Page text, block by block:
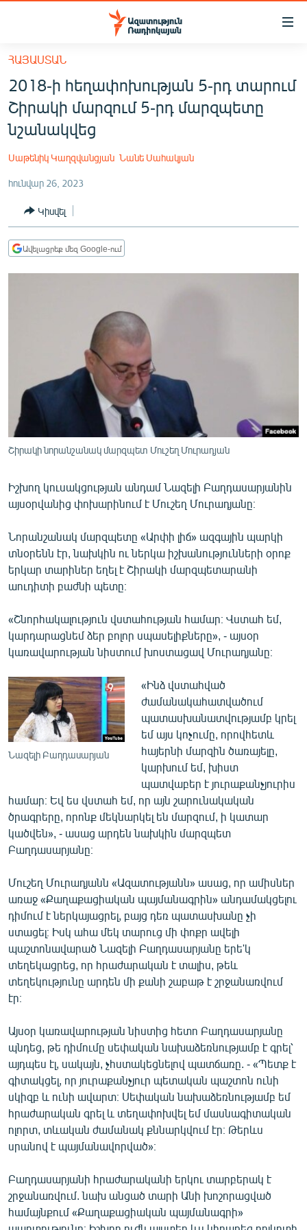
Մատչելիության
հիմնական
բովանդակությանը
Անցնել
հիմնական
մենյուին
ՀԱՅԱՍՏԱՆ
ՔԱՂԱՔԱԿԱՆ
ՏՆՏԵՍՈՒԹՅՈՒՆ
ՂԱՐԱԲԱՂ
ՄԵԿՆԱԲԱՆՈՒԹՅՈՒՆ
ՏՏ ԵՒ ԻՆՏԵՐՆԵՏ
ՏԵՍԱՆՅՈՒԹԵՐ
ՁԳՏԵԼՈՎ ԼԱՎԱԳՈՒՅՆԻՆ
ՓՈԴՔԱՍԹ
English
Русский
ՀԵՏԵՎԵՔ ՄԵԶ
«Ազատության» բոլոր կայքերը
ՀԱՅԱՍՏԱՆ
2018-ի հեղափոխության 5-րդ տարում
Շիրակի մարզում 5-րդ մարզպետը
նշանակվեց
Սաթենիկ Կաղզվանցյան Նանե Սահակյան
հունվար 26, 2023
Կիսվել
Ավելացրեք մեզ Google-ում
Շիրակի նորանշանակ մարզպետ Մուշեղ Մուրադյան
Իշխող կուսակցության անդամ Նազելի Բաղդասարյանին
այսօրվանից փոխարինում է Մուշեղ Մուրադյանը։
Նորանշանակ մարզպետը «Արփի լիճ» ազգային պարկի
տնօրենն էր, նախկին ու ներկա իշխանությունների օրոք
երկար տարիներ եղել է Շիրակի մարզպետարանի
աուդիտի բաժնի պետը։
«Շնորհակալություն վստահության համար։ Վստահ եմ,
կարդարացնեմ ձեր բոլոր սպասելիքները», - այսօր
կառավարության նիստում խոստացավ Մուրադյանը։
Նազելի Բաղդասարյան
«Ինձ վստահված
ժամանակահատվածում
պատասխանատվությամբ կրել
եմ այս կոչումը, որովհետև
հայերնի մարզին ծառայելը,
կարխում եմ, խիստ
պատվաբեր է յուրաքանչյուրիս
համար։ Եվ ես վստահ եմ, որ այն շարունակական
ծրագրերը, որոնք մեկնարկել են մարզում, ի կատար
կածվեն», - ասաց արդեն նախկին մարզպետ
Բաղդասարյանը։
Մուշեղ Մուրադյանն «Ազատությանն» ասաց, որ ամիսներ
առաջ «Քաղաքացիական պայմանագրին» անդամակցելու
դիմում է ներկայացրել, բայց դեռ պատասխանը չի
ստացել։ Իսկ ահա մեկ տարուց մի փոքր ավելի
պաշտոնավարած Նազելի Բաղդասարյանը երե'կ
տեղեկացրեց, որ հրաժարական է տալիս, թեև
տեղեկությունը արդեն մի քանի շաբաթ է շրջանառվում
էր։
Այսօր կառավարության նիստից հետո Բաղդասարյանը
պնդեց, թե դիմումը սեփական նախաձեռնությամբ է գրել՝
այդպես էլ, սակայն, չհստակեցնելով պատճառը. - «Պետք է
գիտակցել, որ յուրաքանչյուր պետական պաշտոն ունի
սկիզբ և ունի ավարտ։ Սեփական նախաձեռնությամբ եմ
հրաժարական գրել և տեղափոխվել եմ մասնագիտական
ոլորտ, տևական ժամանակ քննարկվում էր։ Թերևս
սրանով է պայմանավորված»։
Բաղդասարյանի հրաժարականի երկու տարբերակ է
շրջանառվում. նախ անցած տարի Անի խոշորացված
համայնքում «Քաղաքացիական պայմանագրի»